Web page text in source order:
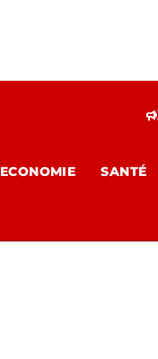
ECONOMIE SANTÉ